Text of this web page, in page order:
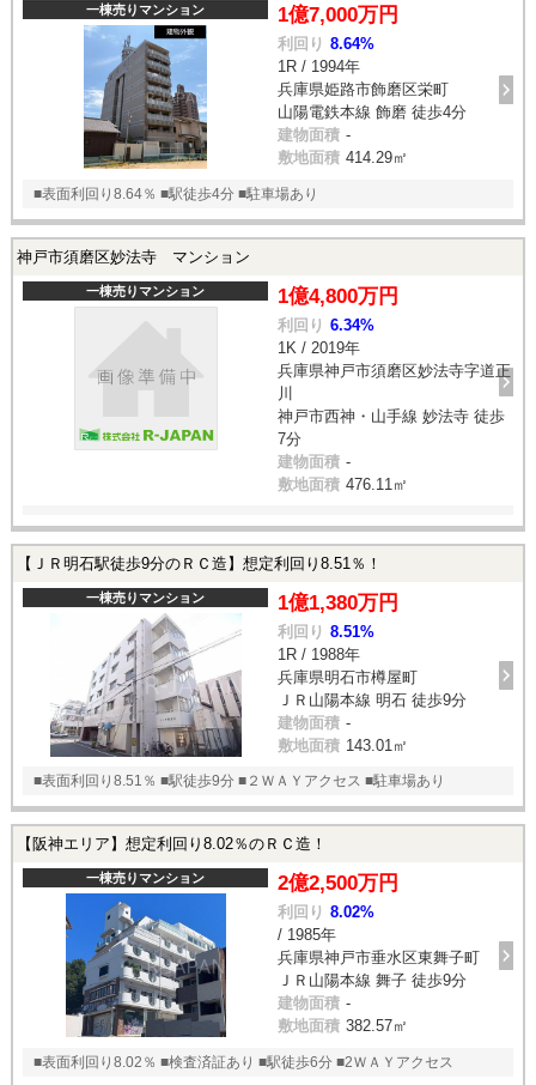
一棟売りマンション 1億7,000万円
利回り 8.64%
1R / 1994年
兵庫県姫路市飾磨区栄町
山陽電鉄本線 飾磨 徒歩4分
建物面積 -
敷地面積 414.29㎡
■表面利回り8.64％ ■駅徒歩4分 ■駐車場あり
神戸市須磨区妙法寺 マンション
一棟売りマンション 1億4,800万円
利回り 6.34%
1K / 2019年
兵庫県神戸市須磨区妙法寺字道正
川
神戸市西神・山手線 妙法寺 徒歩
7分
建物面積 -
敷地面積 476.11㎡
【ＪＲ明石駅徒歩9分のＲＣ造】想定利回り8.51％！
一棟売りマンション 1億1,380万円
利回り 8.51%
1R / 1988年
兵庫県明石市樽屋町
ＪＲ山陽本線 明石 徒歩9分
建物面積 -
敷地面積 143.01㎡
■表面利回り8.51％ ■駅徒歩9分 ■２ＷＡＹアクセス ■駐車場あり
【阪神エリア】想定利回り8.02％のＲＣ造！
一棟売りマンション 2億2,500万円
利回り 8.02%
/ 1985年
兵庫県神戸市垂水区東舞子町
ＪＲ山陽本線 舞子 徒歩9分
建物面積 -
敷地面積 382.57㎡
■表面利回り8.02％ ■検査済証あり ■駅徒歩6分 ■2ＷＡＹアクセス